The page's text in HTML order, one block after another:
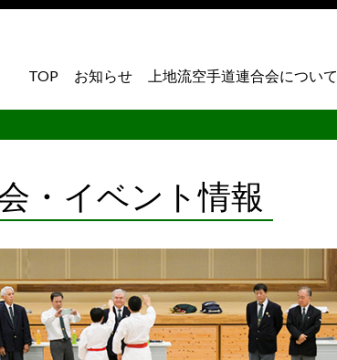
TOP お知らせ 上地流空手道連合会について
・イベント情報